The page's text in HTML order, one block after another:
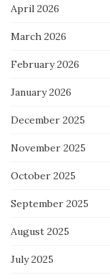
April 2026
March 2026
February 2026
January 2026
December 2025
November 2025
October 2025
September 2025
August 2025
July 2025